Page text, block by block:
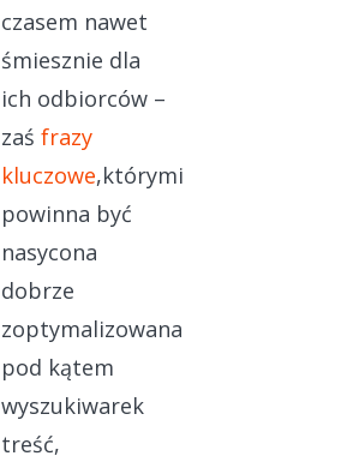
czasem nawet
śmiesznie dla
ich odbiorców –
zaś frazy
kluczowe,którymi
powinna być
nasycona
dobrze
zoptymalizowana
pod kątem
wyszukiwarek
treść,